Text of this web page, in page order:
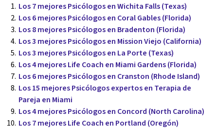
Los 7 mejores Psicólogos en Wichita Falls (Texas)
Los 6 mejores Psicólogos en Coral Gables (Florida)
Los 8 mejores Psicólogos en Bradenton (Florida)
Los 3 mejores Psicólogos en Mission Viejo (California)
Los 3 mejores Psicólogos en La Porte (Texas)
Los 4 mejores Life Coach en Miami Gardens (Florida)
Los 6 mejores Psicólogos en Cranston (Rhode Island)
Los 15 mejores Psicólogos expertos en Terapia de
Pareja en Miami
Los 4 mejores Psicólogos en Concord (North Carolina)
Los 7 mejores Life Coach en Portland (Oregón)